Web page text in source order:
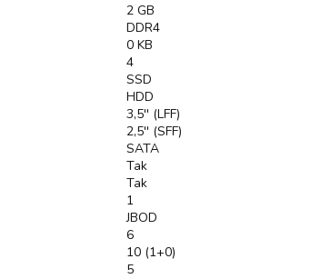
2 GB
DDR4
0 KB
4
SSD
HDD
3,5'' (LFF)
2,5'' (SFF)
SATA
Tak
Tak
1
JBOD
6
10 (1+0)
5